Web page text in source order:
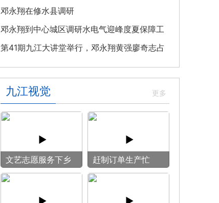
邓永翔在修水县调研
邓永翔到中心城区调研水电气迎峰度夏保障工
作
第41期九江大讲堂举行，邓永翔黄强廖奇志占
勇出席
九江视觉
文艺志愿服务下乡
用镜头记录乡村笑
赶制订单生产忙